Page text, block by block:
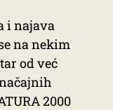
i najava
na nekim
od već
2000